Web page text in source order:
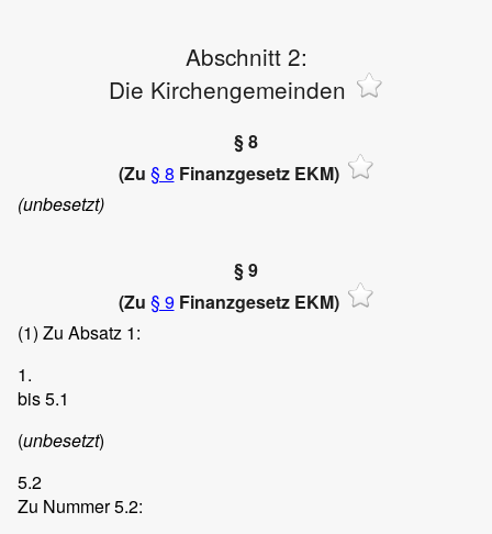
Abschnitt 2:
Die Kirchengemeinden
§ 8
(Zu § 8 Finanzgesetz EKM)
(unbesetzt)
§ 9
(Zu § 9Finanzgesetz EKM)
(1) Zu Absatz 1:
1.
bis 5.1
(unbesetzt)
5.2
Zu Nummer 5.2: